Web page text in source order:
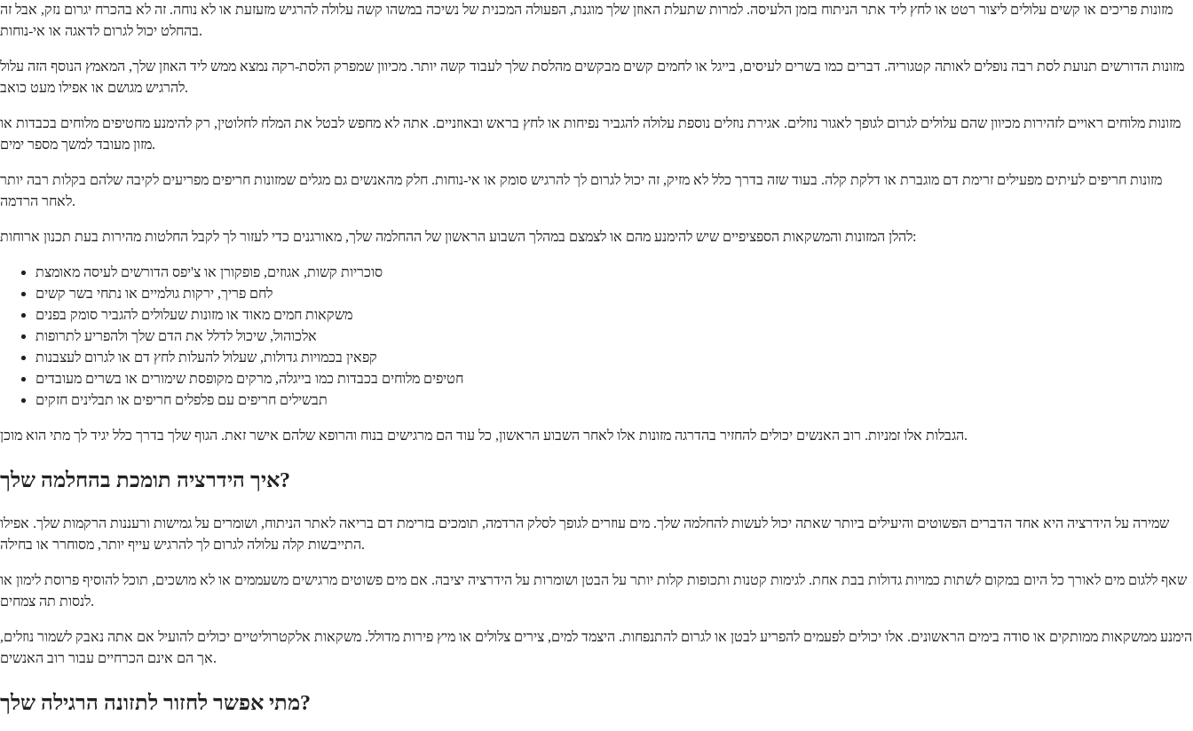
מזונות פריכים או קשים עלולים ליצור רטט או לחץ ליד אתר הניתוח בזמן הלעיסה. למרות שתעלת האוזן שלך מוגנת, הפעולה המכנית של נשיכה במשהו קשה עלולה להרגיש מזעזעת או לא נוחה. זה לא בהכרח יגרום נזק, אבל זה
בהחלט יכול לגרום לדאגה או אי-נוחות.
מזונות הדורשים תנועת לסת רבה נופלים לאותה קטגוריה. דברים כמו בשרים לעיסים, בייגל או לחמים קשים מבקשים מהלסת שלך לעבוד קשה יותר. מכיוון שמפרק הלסת-רקה נמצא ממש ליד האוזן שלך, המאמץ הנוסף הזה עלול
להרגיש מגושם או אפילו מעט כואב.
מזונות מלוחים ראויים לזהירות מכיוון שהם עלולים לגרום לגופך לאגור נוזלים. אגירת נוזלים נוספת עלולה להגביר נפיחות או לחץ בראש ובאוזניים. אתה לא מחפש לבטל את המלח לחלוטין, רק להימנע מחטיפים מלוחים בכבדות או
מזון מעובד למשך מספר ימים.
מזונות חריפים לעיתים מפעילים זרימת דם מוגברת או דלקת קלה. בעוד שזה בדרך כלל לא מזיק, זה יכול לגרום לך להרגיש סומק או אי-נוחות. חלק מהאנשים גם מגלים שמזונות חריפים מפריעים לקיבה שלהם בקלות רבה יותר
לאחר הרדמה.
להלן המזונות והמשקאות הספציפיים שיש להימנע מהם או לצמצם במהלך השבוע הראשון של ההחלמה שלך, מאורגנים כדי לעזור לך לקבל החלטות מהירות בעת תכנון ארוחות:
סוכריות קשות, אגוזים, פופקורן או צ'יפס הדורשים לעיסה מאומצת
לחם פריך, ירקות גולמיים או נתחי בשר קשים
משקאות חמים מאוד או מזונות שעלולים להגביר סומק בפנים
אלכוהול, שיכול לדלל את הדם שלך ולהפריע לתרופות
קפאין בכמויות גדולות, שעלול להעלות לחץ דם או לגרום לעצבנות
חטיפים מלוחים בכבדות כמו בייגלה, מרקים מקופסת שימורים או בשרים מעובדים
תבשילים חריפים עם פלפלים חריפים או תבלינים חזקים
הגבלות אלו זמניות. רוב האנשים יכולים להחזיר בהדרגה מזונות אלו לאחר השבוע הראשון, כל עוד הם מרגישים בנוח והרופא שלהם אישר זאת. הגוף שלך בדרך כלל יגיד לך מתי הוא מוכן.
איך הידרציה תומכת בהחלמה שלך?
שמירה על הידרציה היא אחד הדברים הפשוטים והיעילים ביותר שאתה יכול לעשות להחלמה שלך. מים עוזרים לגופך לסלק הרדמה, תומכים בזרימת דם בריאה לאתר הניתוח, ושומרים על גמישות ורעננות הרקמות שלך. אפילו
התייבשות קלה עלולה לגרום לך להרגיש עייף יותר, מסוחרר או בחילה.
שאף ללגום מים לאורך כל היום במקום לשתות כמויות גדולות בבת אחת. לגימות קטנות ותכופות קלות יותר על הבטן ושומרות על הידרציה יציבה. אם מים פשוטים מרגישים משעממים או לא מושכים, תוכל להוסיף פרוסת לימון או
לנסות תה צמחים.
הימנע ממשקאות ממותקים או סודה בימים הראשונים. אלו יכולים לפעמים להפריע לבטן או לגרום להתנפחות. היצמד למים, צירים צלולים או מיץ פירות מדולל. משקאות אלקטרוליטיים יכולים להועיל אם אתה נאבק לשמור נוזלים,
אך הם אינם הכרחיים עבור רוב האנשים.
מתי אפשר לחזור לתזונה הרגילה שלך?